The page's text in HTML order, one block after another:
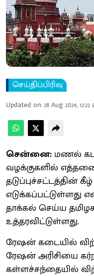
செய்திப்பிரிவு
Updated on:28 Aug 2024, 12:22
சென்னை: மணல்
வழக்குகளில்
தடுப்புச்சட்டத்தின்
எடுக்கப்பட்டுள்ளது
தாக்கல் செய்ய
உத்தரவி்ட்டுள்ளது.
ரேஷன் கடையில்
ரேஷன் அரிசியை
கள்ளச்சந்தையில்